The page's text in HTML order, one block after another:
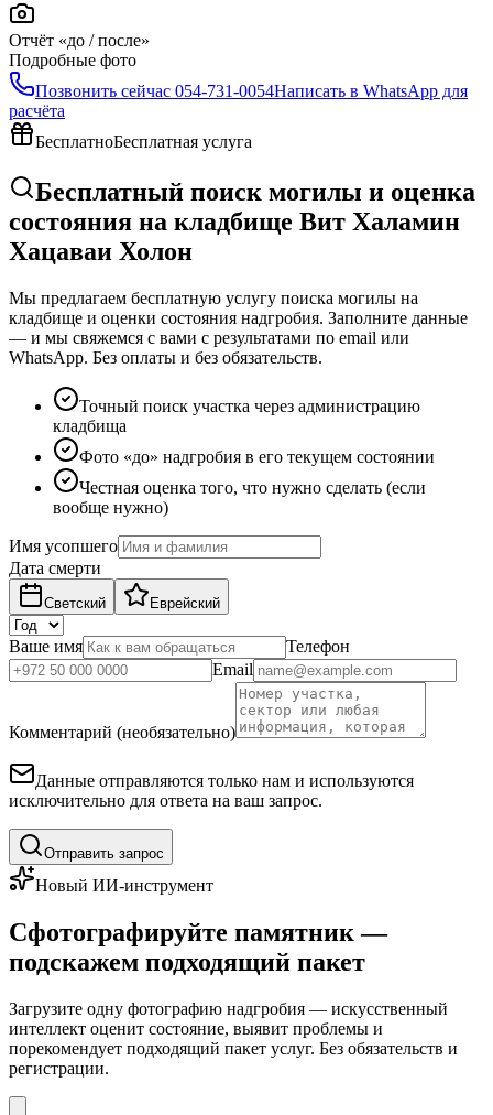
Отчёт «до / после»
Подробные фото
Позвонить сейчас 054-731-0054Написать в WhatsApp для
расчёта
БесплатноБесплатная услуга
Бесплатный поиск могилы и оценка
состояния на кладбище Вит Халамин
Хацаваи Холон
Мы предлагаем бесплатную услугу поиска могилы на
кладбище и оценки состояния надгробия. Заполните данные
— и мы свяжемся с вами с результатами по email или
WhatsApp. Без оплаты и без обязательств.
Точный поиск участка через администрацию
кладбища
Фото «до» надгробия в его текущем состоянии
Честная оценка того, что нужно сделать (если
вообще нужно)
Имя усопшего
Дата смерти
Светский Еврейский
Ваше имя
Телефон
Email
Комментарий (необязательно)
Данные отправляются только нам и используются
исключительно для ответа на ваш запрос.
Отправить запрос
Новый ИИ-инструмент
Сфотографируйте памятник —
подскажем подходящий пакет
Загрузите одну фотографию надгробия — искусственный
интеллект оценит состояние, выявит проблемы и
порекомендует подходящий пакет услуг. Без обязательств и
регистрации.